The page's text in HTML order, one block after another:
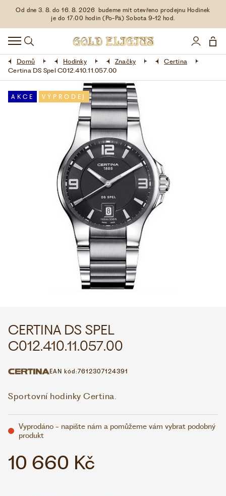
Od dne 3. 8. do 16. 8. 2026 budeme mít otevřeno prodejnu Hodinek
je do 17:00 hodin (Po-Pá) Sobota 9-12 hod.
HODINKY
DOPLŇKY
ŠPERKY
AKCE
LIMITOVANÉ EDICE
VŠE O NÁKUPU
WHATSAPP
VOLEJTE 9:00–18:00+420 775 138 346
Domů Hodinky Značky
Certina
Certina DS Spel C012.410.11.057.00
AKCE VÝPRODEJ
CERTINA DS SPEL
C012.410.11.057.00
EAN kód:7612307124391
Sportovní hodinky Certina.
Vyprodáno - napište nám a pomůžeme vám vybrat podobný
produkt
10 660 Kč